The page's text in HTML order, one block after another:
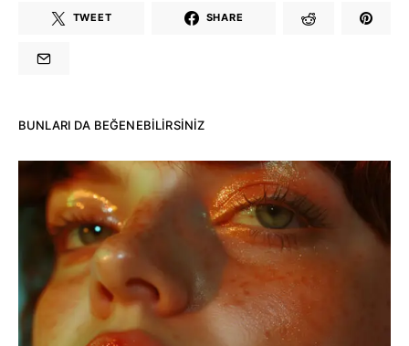
TWEET SHARE
BUNLARI DA BEĞENEBILIRSINIZ